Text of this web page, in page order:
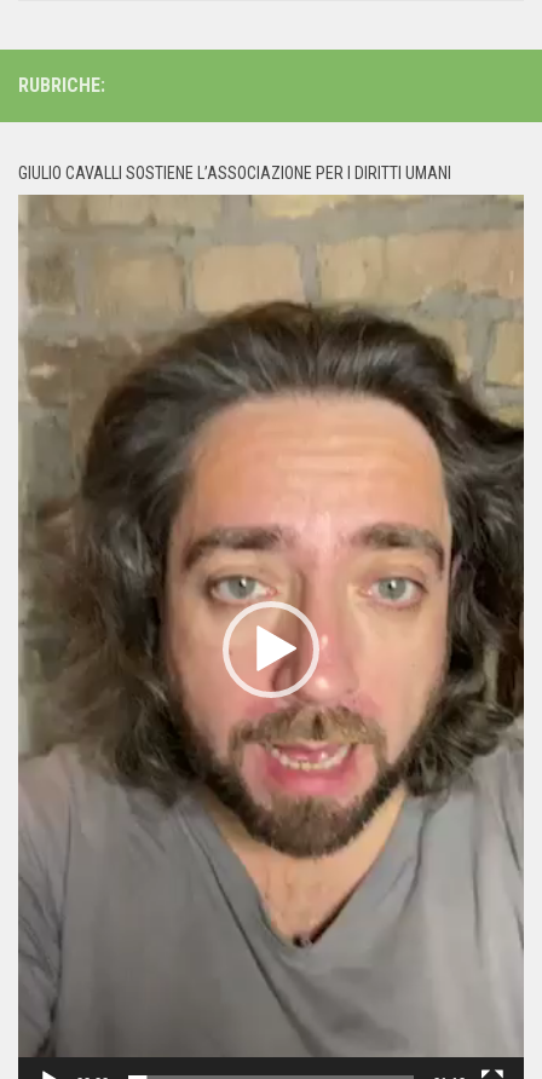
RUBRICHE:
GIULIO CAVALLI SOSTIENE L’ASSOCIAZIONE PER I DIRITTI UMANI
Player